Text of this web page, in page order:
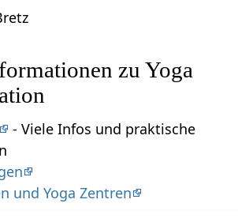
zu Yoga
- Viele Infos und praktische
und Yoga Zentren